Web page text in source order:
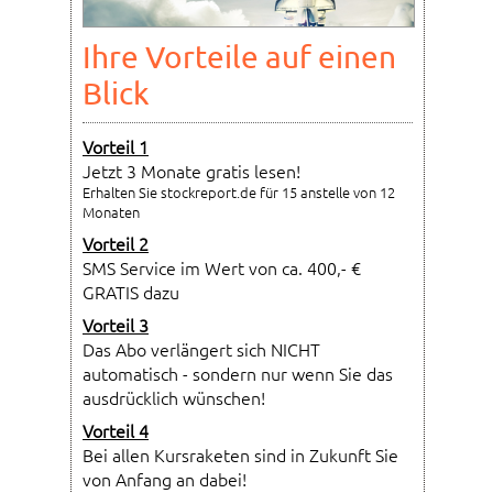
Ihre Vorteile auf einen
Blick
Vorteil 1
Jetzt 3 Monate gratis lesen!
Erhalten Sie stockreport.de für 15 anstelle von 12
Monaten
Vorteil 2
SMS Service im Wert von ca. 400,- €
GRATIS dazu
Vorteil 3
Das Abo verlängert sich NICHT
automatisch - sondern nur wenn Sie das
ausdrücklich wünschen!
Vorteil 4
Bei allen Kursraketen sind in Zukunft Sie
von Anfang an dabei!